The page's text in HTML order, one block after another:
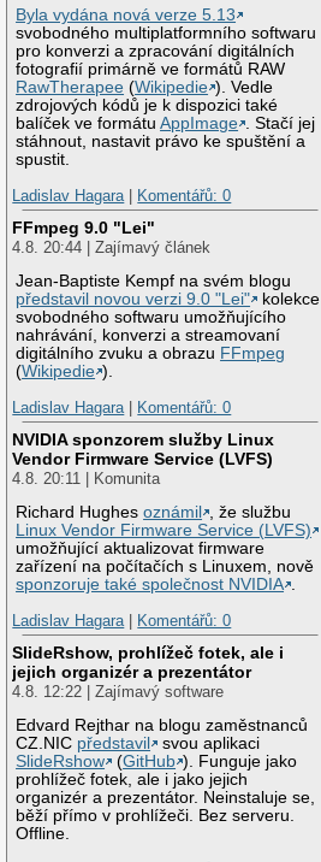
Byla vydána nová verze 5.13
svobodného multiplatformního softwaru
pro konverzi a zpracování digitálních
fotografií primárně ve formátů RAW
RawTherapee (Wikipedie ). Vedle
zdrojových kódů je k dispozici také
balíček ve formátuAppImage . Stačí jej
stáhnout, nastavit právo ke spuštění a
spustit.
Ladislav Hagara| Komentářů: 0
FFmpeg 9.0 "Lei"
4.8. 20:44 | Zajímavý článek
Jean-Baptiste Kempf na svém blogu
představil novou verzi 9.0 "Lei"
kolekce
svobodného softwaru umožňujícího
nahrávání, konverzi a streamovaní
digitálního zvuku a obrazu FFmpeg
(Wikipedie ).
Ladislav Hagara| Komentářů: 0
NVIDIA sponzorem služby Linux
Vendor Firmware Service (LVFS)
4.8. 20:11 | Komunita
Richard Hughesoznámil
, že službu
Linux Vendor Firmware Service (LVFS)
umožňující aktualizovat firmware
zařízení na počítačích s Linuxem, nově
sponzoruje také společnost NVIDIA .
Ladislav Hagara| Komentářů: 0
SlideRshow, prohlížeč fotek, ale i
jejich organizér a prezentátor
4.8. 12:22 | Zajímavý software
Edvard Rejthar na blogu zaměstnanců
CZ.NIC představil
svou aplikaci
SlideRshow
(GitHub ). Funguje jako
prohlížeč fotek, ale i jako jejich
organizér a prezentátor. Neinstaluje se,
běží přímo v prohlížeči. Bez serveru.
Offline.